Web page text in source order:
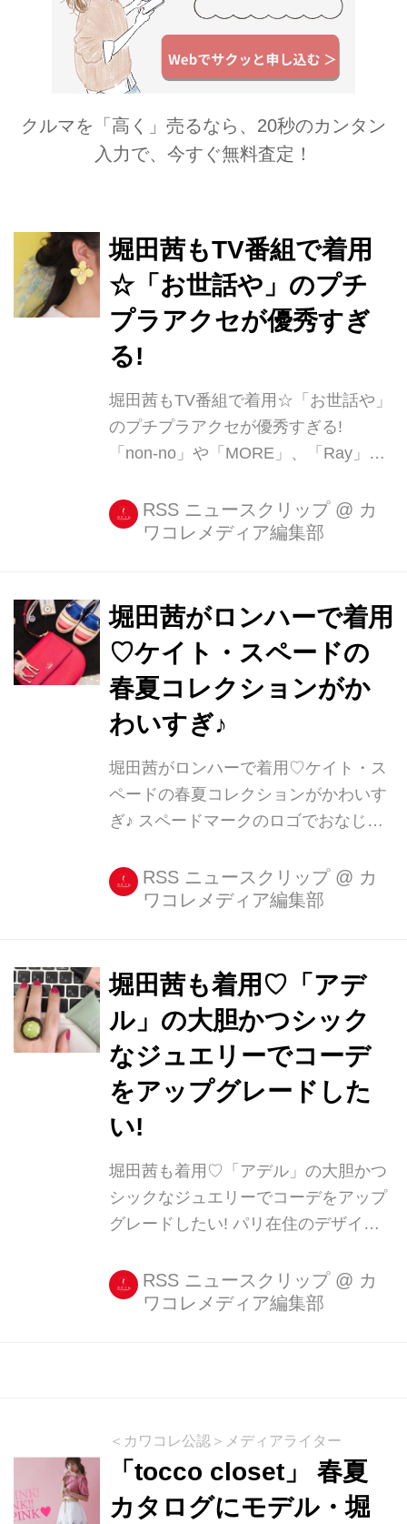
クルマを「高く」売るなら、20秒のカンタン
入力で、今すぐ無料査定！
堀田茜もTV番組で着用
☆「お世話や」のプチ
プラアクセが優秀すぎ
る!
堀田茜もTV番組で着用☆「お世話や」
のプチプラアクセが優秀すぎる!
「non-no」や「MORE」、「Ray」な
載されるアクセサリーショップ「お世
話や」。 モデルの堀田茜さんも
けていたそうです。 AbemaTV「業界
裏教科書」� one-piece: @desigual
pierce: @osewaya_official O.Aはまた
お知らせします� Akane Hotta / 堀田
茜さん(@akanehotta)がシェアした投
稿 - 2017 5月 28 7:03午前 PDT 「お...
RSS ニュースクリップ @ カ
ワコレメディア編集部
堀田茜がロンハーで着用
♡ケイト・スペードの
春夏コレクションがか
わいすぎ♪
堀田茜がロンハーで着用♡ケイト・ス
ペードの春夏コレクションがかわいす
ぎ♪ スペードマークのロゴでおなじみ
new york(ケイト・スペード ニューヨ
ーク)」。 バッグが有名ですが、ワン
ンハーでワンピを着用 モデルの堀田茜
さんは、「一目惚れした」という同ブ
ランドのワンピースを着用して『金曜
★ロンドンハーツ』に出演したそうで
す♡ 昨日のロンドンハーツ衣装�
one-piece: @katespadejapan
@katespadeny KATE SPADEの一目惚
れしたワンピー...
RSS ニュースクリップ @ カ
ワコレメディア編集部
堀田茜も着用♡「アデ
ル」の大胆かつシック
なジュエリーでコーデ
をアップグレードした
い!
堀田茜も着用♡「アデル」の大胆かつ
シックなジュエリーでコーデをアップ
グレードしたい! パリ在住のデザイナ
エリーブランド「ADER(アデル)」を
ご存知ですか? ・堀田茜も愛用するア
2017 1月 17 4:24午前 PST CanCamの
人気モデル、堀田茜さんもインスタで
紹介するなど、感度の高いファッショ
ニスタから支持されているようです。
RSS ニュースクリップ @ カ
ワコレメディア編集部
＜カワコレ公認＞メディアライター
「tocco closet」 春夏
カタログにモデル・堀